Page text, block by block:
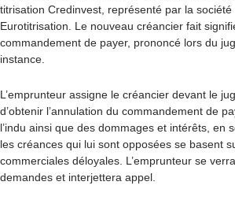
titrisation Credinvest, représenté par la société
Eurotitrisation. Le nouveau créancier fait
commandement de payer, prononcé lors du
instance.
L’emprunteur assigne le créancier devant le
d’obtenir l’annulation du commandement de
l’indu ainsi que des dommages et intérêts, en
les créances qui lui sont opposées se basent
commerciales déloyales. L’emprunteur se
demandes et interjettera appel.